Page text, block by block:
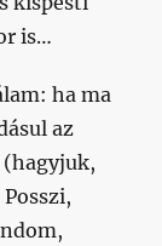
is…
ha ma
az
(hagyjuk,